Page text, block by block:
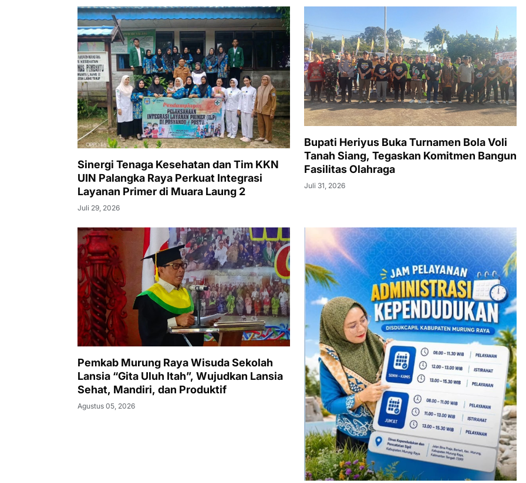
Sinergi Tenaga Kesehatan dan Tim KKN
UIN Palangka Raya Perkuat Integrasi
Layanan Primer di Muara Laung 2
Juli 29, 2026
Bupati Heriyus Buka Turnamen Bola Voli
Tanah Siang, Tegaskan Komitmen Bangun
Fasilitas Olahraga
Juli 31, 2026
Pemkab Murung Raya Wisuda Sekolah
Lansia “Gita Uluh Itah”, Wujudkan Lansia
Sehat, Mandiri, dan Produktif
Agustus 05, 2026